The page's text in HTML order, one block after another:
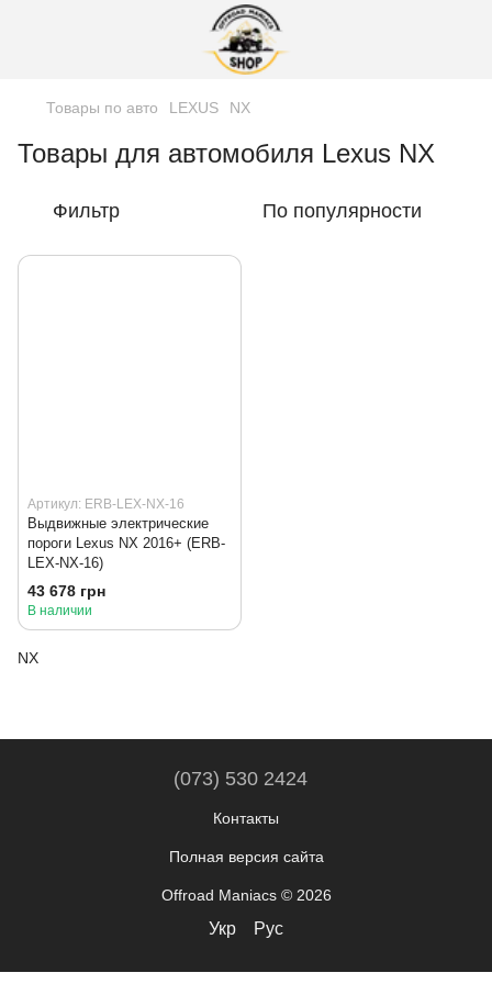
Товары по авто LEXUS NX
Товары для автомобиля Lexus NX
Фильтр По популярности
Артикул: ERB-LEX-NX-16
Выдвижные электрические
пороги Lexus NX 2016+ (ERB-
LEX-NX-16)
43 678 грн
В наличии
NX
(073) 530 2424
Контакты
Полная версия сайта
Offroad Maniacs © 2026
Укр Рус